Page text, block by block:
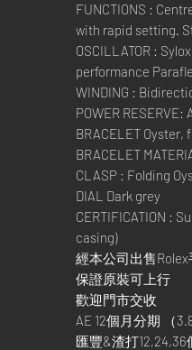
FUNCTIONS :
with rapid setting.
OSCILLATOR :
performance
WINDING :
POWER
BRACELET
BRACELET
CLASP : Folding
DIAL Dark grey
CERTIFICATION :
casing)
經本公司出售Rolex
保證原裝可上行
歡迎門市交收
AE 12個月分期 （
匯豐&渣打12,24,36